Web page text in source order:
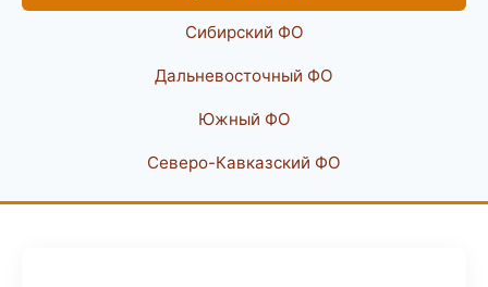
Сибирский ФО
Дальневосточный ФО
Южный ФО
Северо-Кавказский ФО